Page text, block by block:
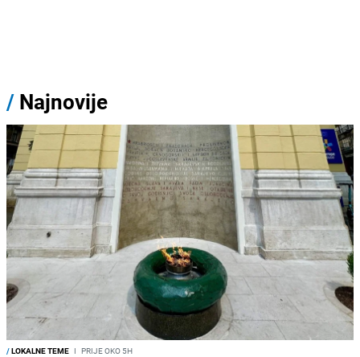
/ Najnovije
/LOKALNE TEME I PRIJE OKO 5H